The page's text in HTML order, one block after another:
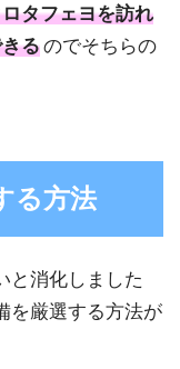
タフェヨを訪れ
るのでそちらの
る方法
と消化しました
を厳選する方法が